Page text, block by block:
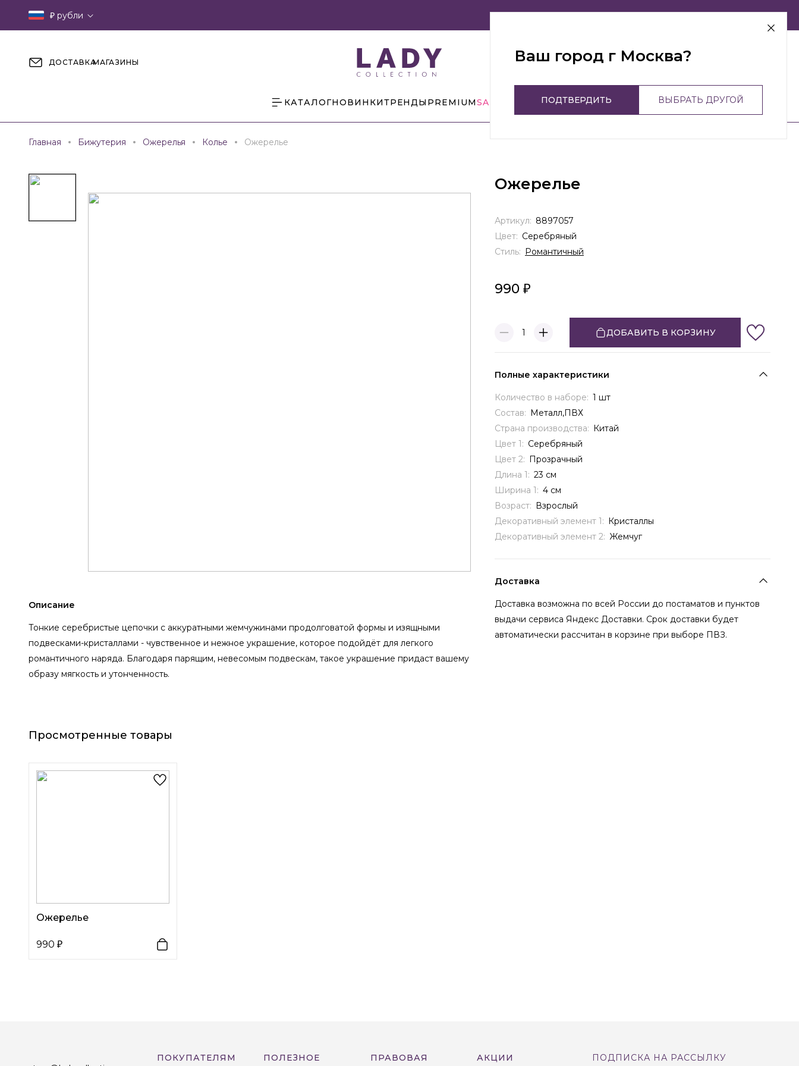
₽ рубли г Москва
ДОСТАВКАМАГАЗИНЫ
КАТАЛОГНОВИНКИТРЕНДЫ PREMIUMSALE
Главная Бижутерия Ожерелья Колье Ожерелье
Описание
Тонкие серебристые цепочки с аккуратными жемчужинами продолговатой формы и изящными
подвесками-кристаллами - чувственное и нежное украшение, которое подойдёт для легкого
романтичного наряда. Благодаря парящим, невесомым подвескам, такое украшение придаст вашему
образу мягкость и утонченность.
Ожерелье
990
1 ДОБАВИТЬ В КОРЗИНУ
Артикул: 8897057
Цвет: Серебряный
Стиль: Романтичный
Полные характеристики
Количество в наборе: 1 шт
Состав: Металл,ПВХ
Страна производства: Китай
Цвет 1: Серебряный
Цвет 2: Прозрачный
Длина 1: 23 см
Ширина 1: 4 см
Возраст: Взрослый
Декоративный элемент 1: Кристаллы
Декоративный элемент 2: Жемчуг
Доставка
Доставка возможна по всей России до постаматов и пунктов
выдачи сервиса Яндекс Доставки. Срок доставки будет
автоматически рассчитан в корзине при выборе ПВЗ.
Просмотренные товары
Ожерелье
990
ПОДПИСКА НА РАССЫЛКУ
ПОКУПАТЕЛЯМ ПОЛЕЗНОЕ ПРАВОВАЯ АКЦИИ
Ваш город г Москва?
ПОДТВЕРДИТЬ ВЫБРАТЬ ДРУГОЙ